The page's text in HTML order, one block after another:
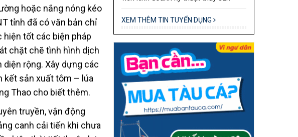
hoặc nắng nóng kéo
tỉnh đã có văn bản chỉ
tốt các biện pháp
chặt chẽ tình hình dịch
rộng. Xây dựng các
kết sản xuất tôm – lúa
Thao cho biết thêm.
truyền, vận động
canh cải tiến khi chưa
XEM THÊM TIN TUYỂN DỤNG